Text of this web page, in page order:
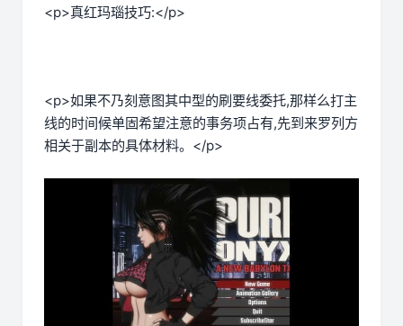
<p>真红玛瑙技巧:</p>
<p>如果不乃刻意图其中型的刷要线委托,那样么打主
线的时间候单固希望注意的事务项占有,先到来罗列方
相关于副本的具体材料。</p>